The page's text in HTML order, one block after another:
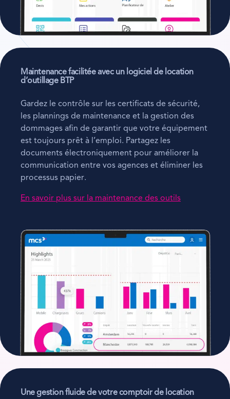
Maintenance facilitée avec un logiciel de location
d’outillage BTP
Gardez le contrôle sur les certificats de sécurité,
les plannings de maintenance et la gestion des
dommages afin de garantir que votre équipement
est toujours prêt à l’emploi. Partagez les
documents électroniquement pour améliorer la
communication entre vos agences et éliminer les
processus papier.
En savoir plus sur la maintenance des outils
Une gestion fluide de votre comptoir de location